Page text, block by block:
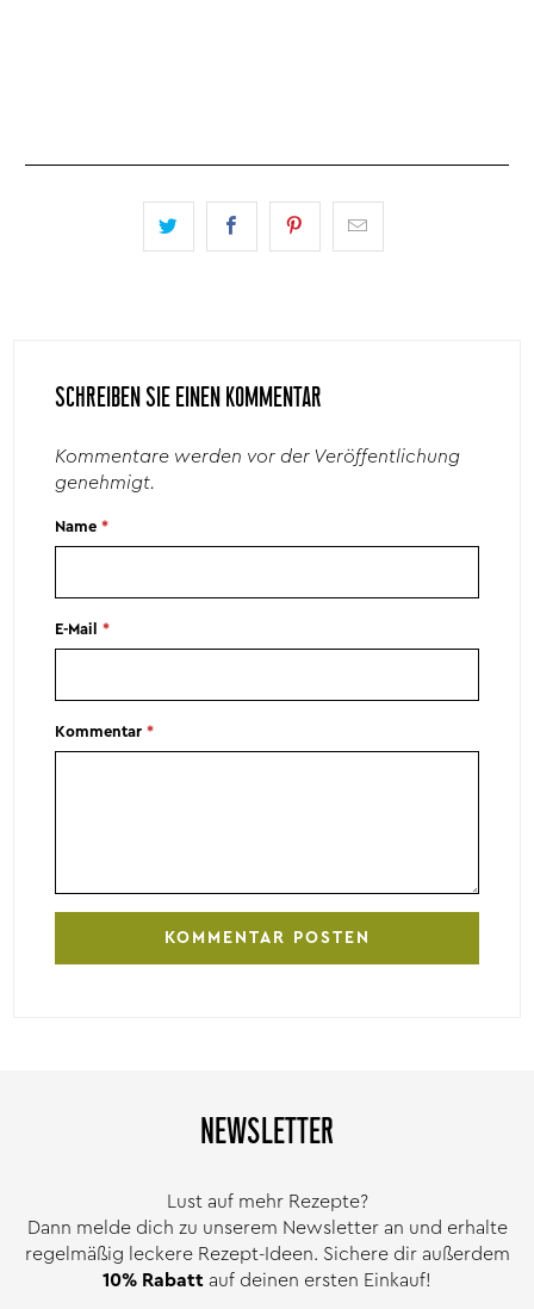
SCHREIBEN SIE EINEN KOMMENTAR
Kommentare werden vor der Veröffentlichung
genehmigt.
Name*
E-Mail*
Kommentar*
NEWSLETTER
Lust auf mehr Rezepte?
Dann melde dich zu unserem Newsletter an und erhalte
regelmäßig leckere Rezept-Ideen. Sichere dir außerdem
10% Rabatt auf deinen ersten Einkauf!